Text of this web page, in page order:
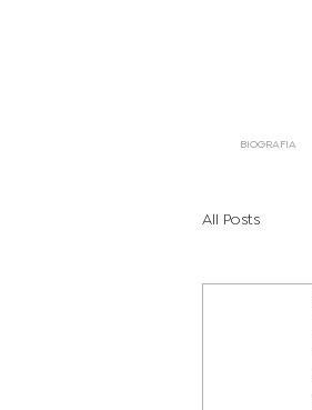
BIOGRAFIA
All Posts